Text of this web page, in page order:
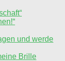
und werde
Brille